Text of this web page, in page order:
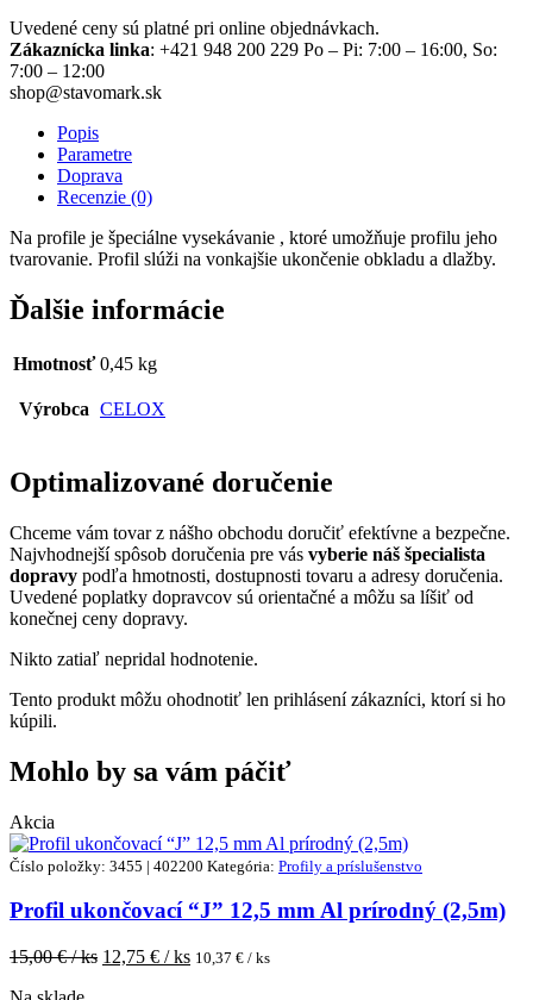
Uvedené ceny sú platné pri online objednávkach.
Zákaznícka linka: +421 948 200 229 Po – Pi: 7:00 – 16:00, So:
7:00 – 12:00
shop@stavomark.sk
Popis
Parametre
Doprava
Recenzie (0)
Na profile je špeciálne vysekávanie , ktoré umožňuje profilu jeho
tvarovanie. Profil slúži na vonkajšie ukončenie obkladu a dlažby.
Ďalšie informácie
Hmotnosť 0,45 kg
Výrobca CELOX
Optimalizované doručenie
Chceme vám tovar z nášho obchodu doručiť efektívne a bezpečne.
Najvhodnejší spôsob doručenia pre vás vyberie náš špecialista
dopravy podľa hmotnosti, dostupnosti tovaru a adresy doručenia.
Uvedené poplatky dopravcov sú orientačné a môžu sa líšiť od
konečnej ceny dopravy.
Nikto zatiaľ nepridal hodnotenie.
Tento produkt môžu ohodnotiť len prihlásení zákazníci, ktorí si ho
kúpili.
Mohlo by sa vám páčiť
Akcia
Číslo položky: 3455 | 402200 Kategória: Profily a príslušenstvo
Profil ukončovací “J” 12,5 mm Al prírodný (2,5m)
15,00€ / ks 12,75 € / ks 10,37 € / ks